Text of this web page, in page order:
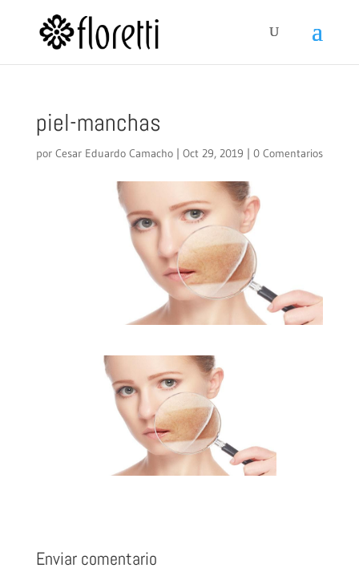
piel-manchas
por Cesar Eduardo Camacho| Oct 29, 2019 | 0 Comentarios
Enviar comentario